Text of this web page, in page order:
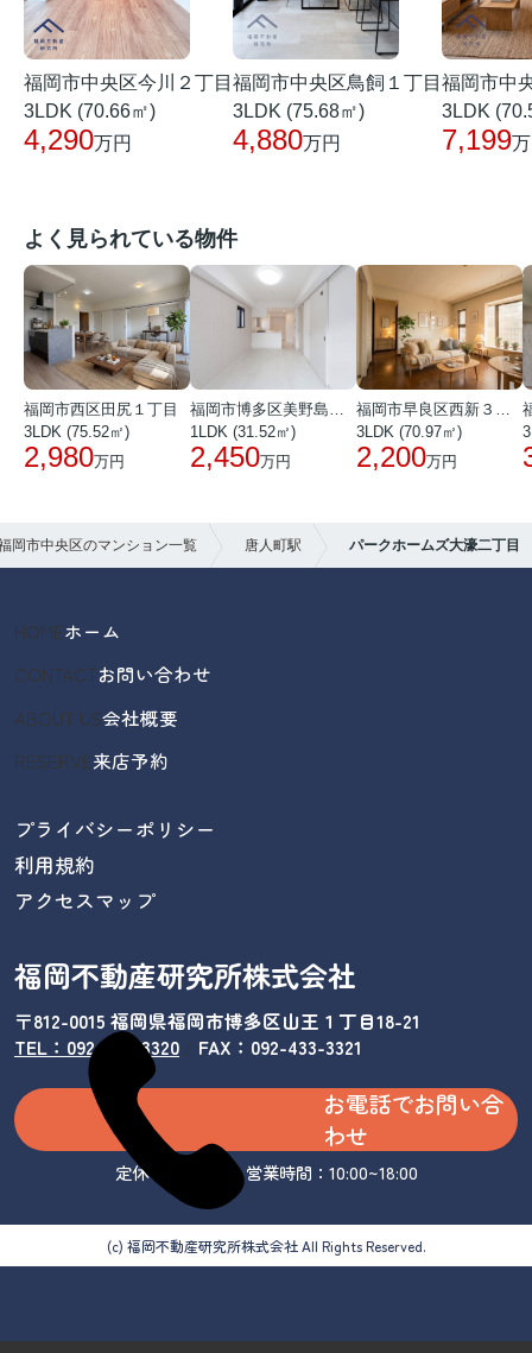
福岡市中央区今川２丁目
3LDK (70.66㎡)
4,290万円
福岡市中央区鳥飼１丁目
3LDK (75.68㎡)
4,880万円
福岡市中
3LDK
7,199
よく見られている物件
福岡市西区田尻１丁目
3LDK (75.52㎡)
2,980万円
福岡市博多区美野島３丁目
1LDK (31.52㎡)
2,450万円
福岡市早良区西新３丁目
3LDK (70.97㎡)
2,200万円
岡市中央区のマンション一覧 唐人町駅 パークホームズ大濠二丁目
HOMEホーム
CONTACTお問い合わせ
ABOUT US会社概要
RESERVE来店予約
プライバシーポリシー
利用規約
アクセスマップ
福岡不動産研究所株式会社
〒812-0015 福岡県福岡市博多区山王１丁目18-21
TEL：092-433-3320/ FAX：092-433-3321
お電話でお問い合
わせ
定休日：水曜日 営業時間：10:00~18:00
(c) 福岡不動産研究所株式会社 All Rights Reserved.